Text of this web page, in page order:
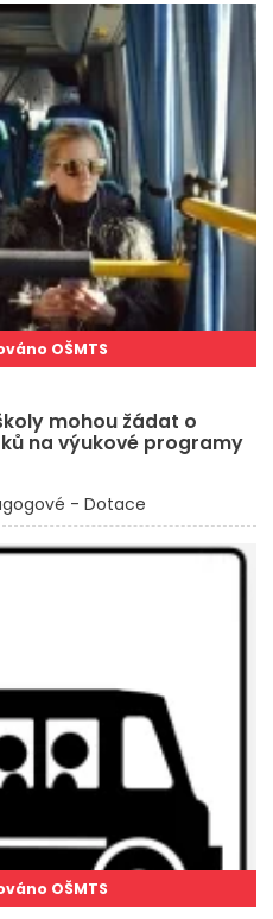
OŠMTS
mohou žádat o
na výukové programy
- Dotace
OŠMTS